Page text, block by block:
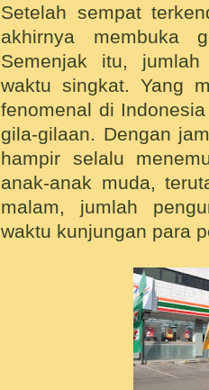
Setelah sempat
akhirnya membuka
Semenjak itu,
waktu singkat. Yang
fenomenal di
gila-gilaan. Dengan
hampir selalu
anak-anak muda,
malam, jumlah
waktu kunjungan para